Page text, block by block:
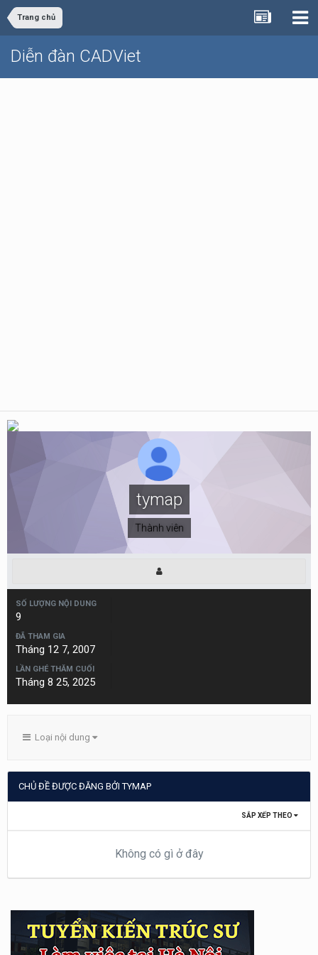
Trang chủ
Diễn đàn CADViet
tymap
Thành viên
SỐ LƯỢNG NỘI DUNG
9
ĐÃ THAM GIA
Tháng 12 7, 2007
LẦN GHÉ THĂM CUỐI
Tháng 8 25, 2025
Loại nội dung
CHỦ ĐỀ ĐƯỢC ĐĂNG BỞI TYMAP
SẮP XẾP THEO
Không có gì ở đây